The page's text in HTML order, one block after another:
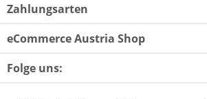
Zahlungsarten
eCommerce Austria Shop
Folge uns: